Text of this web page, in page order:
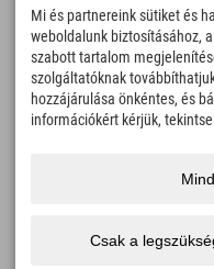
Felfedezős pillanatok ideje
166
Hegyi tavak és
élményfürdők
8.991km
Adatvédelem
Mi és partnereink sütiket és
weboldalunk biztosításához,
szabott tartalom
szolgáltatóknak
hozzájárulása önkéntes, és
információkért kérjük,
Csak a